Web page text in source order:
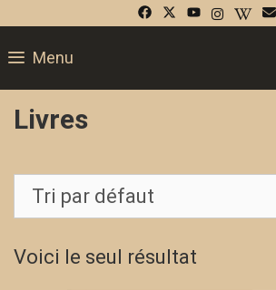
content
Menu
Livres
Voici le seul résultat